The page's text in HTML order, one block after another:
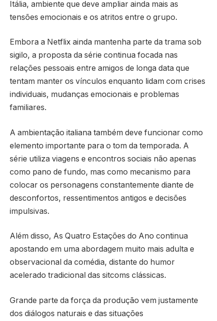
Itália, ambiente que deve ampliar ainda mais as
tensões emocionais e os atritos entre o grupo.
Embora a Netflix ainda mantenha parte da trama sob
sigilo, a proposta da série continua focada nas
relações pessoais entre amigos de longa data que
tentam manter os vínculos enquanto lidam com crises
individuais, mudanças emocionais e problemas
familiares.
A ambientação italiana também deve funcionar como
elemento importante para o tom da temporada. A
série utiliza viagens e encontros sociais não apenas
como pano de fundo, mas como mecanismo para
colocar os personagens constantemente diante de
desconfortos, ressentimentos antigos e decisões
impulsivas.
Além disso, As Quatro Estações do Ano continua
apostando em uma abordagem muito mais adulta e
observacional da comédia, distante do humor
acelerado tradicional das sitcoms clássicas.
Grande parte da força da produção vem justamente
dos diálogos naturais e das situações